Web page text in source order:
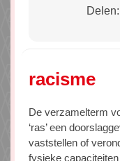
Delen:
racisme
De verzamelterm
‘ras’ een
vaststellen of
fysieke